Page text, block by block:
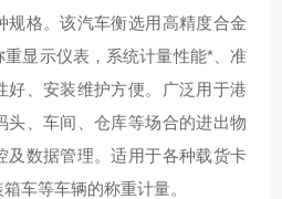
规格。该汽车衡选用高精度合金
显示仪表，系统计量性能*、准
好、安装维护方便。广泛用于港
头、车间、仓库等场合的进出物
及数据管理。适用于各种载货卡
车等车辆的称重计量。